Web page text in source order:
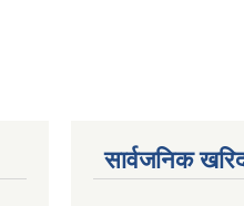
सार्वजनिक